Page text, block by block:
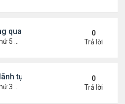
qua 'dự luật to đẹp'
7 03, 2025 4:26 pm
0
Trả lời
tụ tối cao Iran hậu xung đột
7 01, 2025 8:46 am
0
Trả lời